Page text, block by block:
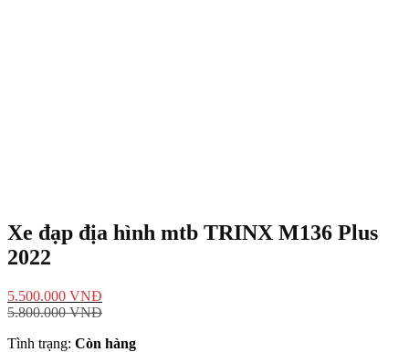
Xe đạp địa hình mtb TRINX M136 Plus
2022
5.500.000 VNĐ
5.800.000VNĐ
Tình trạng: Còn hàng